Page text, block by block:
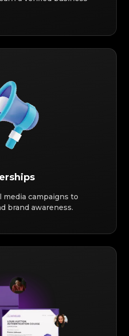
media campaigns to
brand awareness.